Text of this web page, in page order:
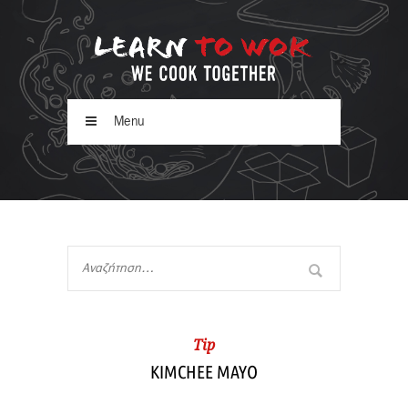
Menu
Tip
KIMCHEE MAYO